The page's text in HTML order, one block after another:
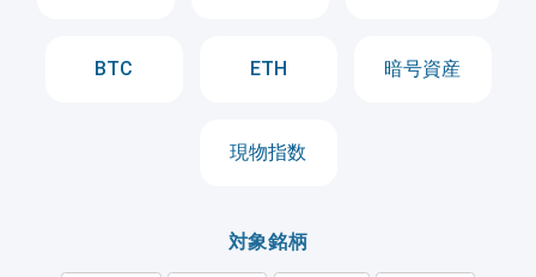
BTC ETH 暗号資産
現物指数
対象銘柄